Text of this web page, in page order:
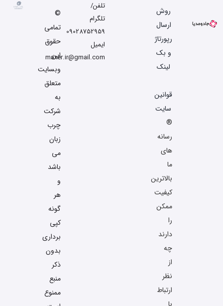
روش
ارسال
رپورتاژ
و بک
لینک
قوانین
سایت
®
رسانه
های
ما
بالاترین
کیفیت
ممکن
را
دارند
چه
از
نظر
ارتباط
تلفن/
تلگرام
09028752959
ایمیل
maxer.ir@gmail.com
©
تمامی
حقوق
این
وبسایت
متعلق
به
شرکت
چرب
زبان
می
باشد
و
هر
گونه
کپی
برداری
بدون
ذکر
منبع
ممنوع